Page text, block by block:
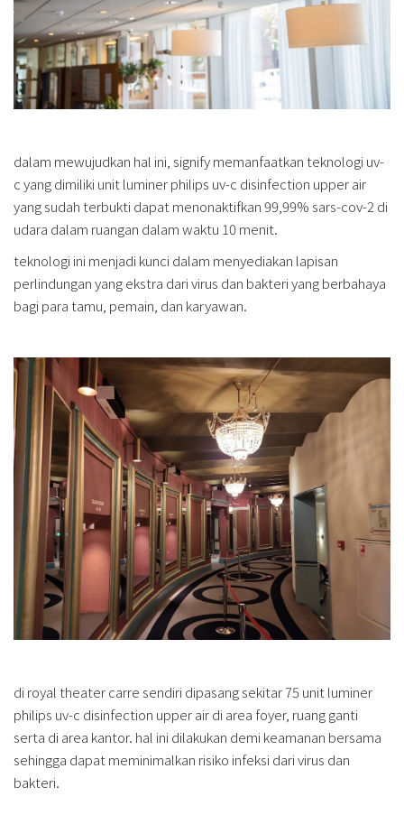
dalam mewujudkan hal ini, signify memanfaatkan teknologi uv-
c yang dimiliki unit luminer philips uv-c disinfection upper air
yang sudah terbukti dapat menonaktifkan 99,99% sars-cov-2 di
udara dalam ruangan dalam waktu 10 menit.
teknologi ini menjadi kunci dalam menyediakan lapisan
perlindungan yang ekstra dari virus dan bakteri yang berbahaya
bagi para tamu, pemain, dan karyawan.
di royal theater carre sendiri dipasang sekitar 75 unit luminer
philips uv-c disinfection upper air di area foyer, ruang ganti
serta di area kantor. hal ini dilakukan demi keamanan bersama
sehingga dapat meminimalkan risiko infeksi dari virus dan
bakteri.